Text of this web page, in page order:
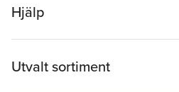
Hjälp
Utvalt sortiment